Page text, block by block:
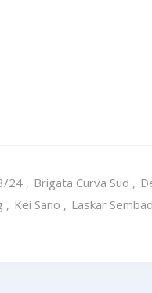
24 , Brigata Curva Sud ,
, Kei Sano , Laskar